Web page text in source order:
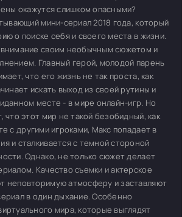
окажутся слишком опасными?
мини-сериал 2018 года, который
о поиске себя и своего места в жизни.
внимание своим необычным сюжетом и
Главный герой, молодой парень
что его жизнь не так проста, как
искать выход из своей рутины и
месте - в мире онлайн-игр. Но
что этот мир не такой безобидный, как
с другими игроками, Макс попадает в
и сталкивается с темной стороной
Однако, не только сюжет делает
Качество съемки и актерское
неповторимую атмосферу и заставляют
в один дыхание. Особенно
мира, которые выглядят